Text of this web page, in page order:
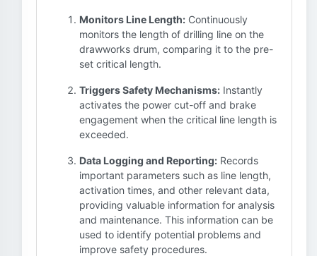
Monitors Line Length: Continuously
monitors the length of drilling line on the
drawworks drum, comparing it to the pre-
set critical length.
Triggers Safety Mechanisms: Instantly
activates the power cut-off and brake
engagement when the critical line length is
exceeded.
Data Logging and Reporting: Records
important parameters such as line length,
activation times, and other relevant data,
providing valuable information for analysis
and maintenance. This information can be
used to identify potential problems and
improve safety procedures.